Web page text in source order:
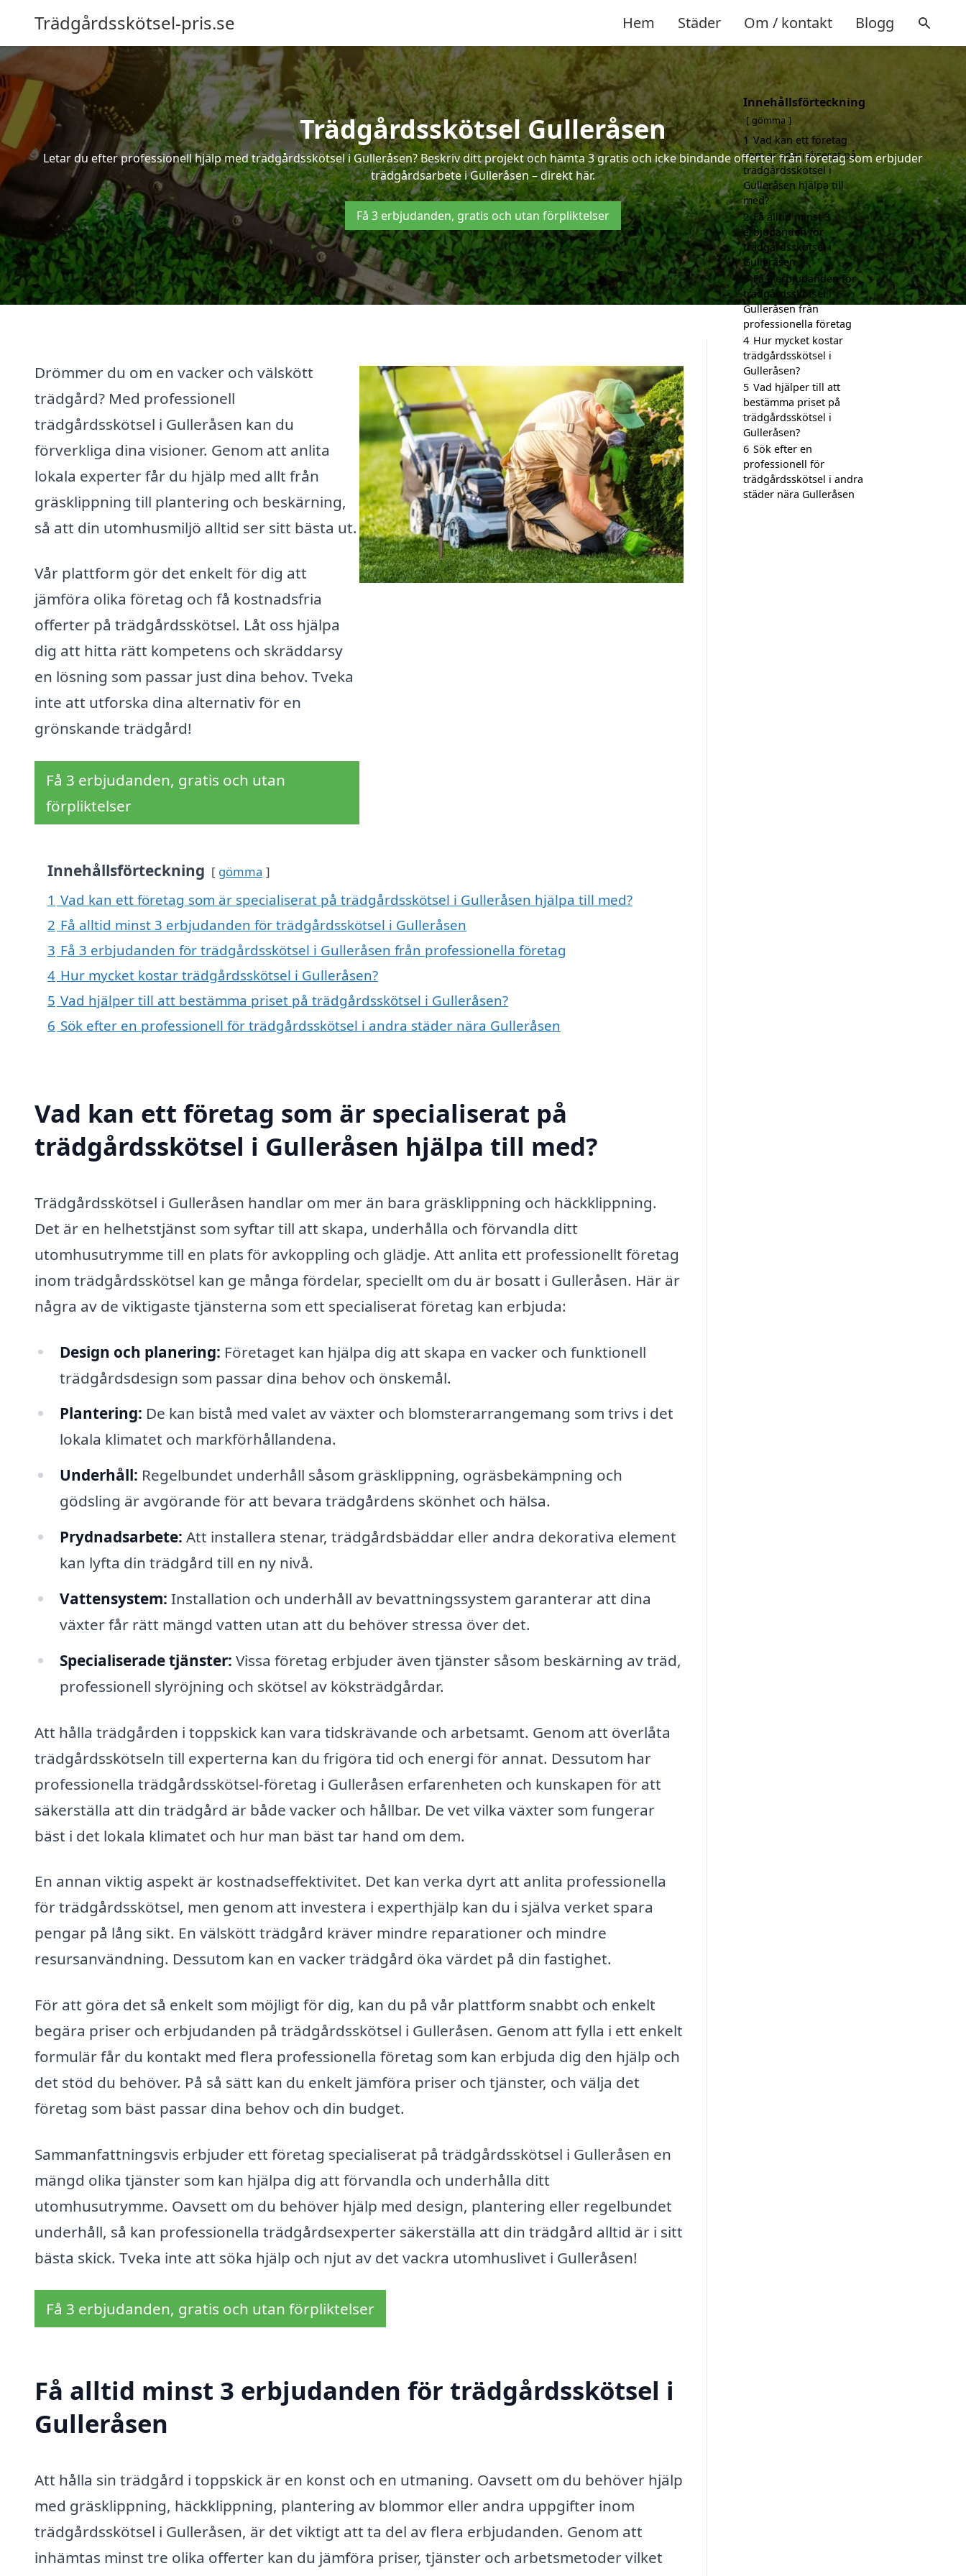
Trädgårdsskötsel-pris.se Hem Städer Om / kontakt Blogg
Trädgårdsskötsel Gulleråsen
Letar du efter professionell hjälp med trädgårdsskötsel i Gulleråsen? Beskriv ditt projekt och hämta 3 gratis och icke bindande offerter från företag som erbjuder
trädgårdsarbete i Gulleråsen – direkt här.
Få 3 erbjudanden, gratis och utan förpliktelser
Drömmer du om en vacker och välskött
trädgård? Med professionell
trädgårdsskötsel i Gulleråsen kan du
förverkliga dina visioner. Genom att anlita
lokala experter får du hjälp med allt från
gräsklippning till plantering och beskärning,
så att din utomhusmiljö alltid ser sitt bästa ut.
Vår plattform gör det enkelt för dig att
jämföra olika företag och få kostnadsfria
offerter på trädgårdsskötsel. Låt oss hjälpa
dig att hitta rätt kompetens och skräddarsy
en lösning som passar just dina behov. Tveka
inte att utforska dina alternativ för en
grönskande trädgård!
Få 3 erbjudanden, gratis och utan
förpliktelser
Innehållsförteckning gömma
1 Vad kan ett företag som är specialiserat på trädgårdsskötsel i Gulleråsen hjälpa till med?
2 Få alltid minst 3 erbjudanden för trädgårdsskötsel i Gulleråsen
3 Få 3 erbjudanden för trädgårdsskötsel i Gulleråsen från professionella företag
4 Hur mycket kostar trädgårdsskötsel i Gulleråsen?
5 Vad hjälper till att bestämma priset på trädgårdsskötsel i Gulleråsen?
6 Sök efter en professionell för trädgårdsskötsel i andra städer nära Gulleråsen
Vad kan ett företag som är specialiserat på
trädgårdsskötsel i Gulleråsen hjälpa till med?
Trädgårdsskötsel i Gulleråsen handlar om mer än bara gräsklippning och häckklippning.
Det är en helhetstjänst som syftar till att skapa, underhålla och förvandla ditt
utomhusutrymme till en plats för avkoppling och glädje. Att anlita ett professionellt företag
inom trädgårdsskötsel kan ge många fördelar, speciellt om du är bosatt i Gulleråsen. Här är
några av de viktigaste tjänsterna som ett specialiserat företag kan erbjuda:
Design och planering: Företaget kan hjälpa dig att skapa en vacker och funktionell
trädgårdsdesign som passar dina behov och önskemål.
Plantering: De kan bistå med valet av växter och blomsterarrangemang som trivs i det
lokala klimatet och markförhållandena.
Underhåll: Regelbundet underhåll såsom gräsklippning, ogräsbekämpning och
gödsling är avgörande för att bevara trädgårdens skönhet och hälsa.
Prydnadsarbete: Att installera stenar, trädgårdsbäddar eller andra dekorativa element
kan lyfta din trädgård till en ny nivå.
Vattensystem: Installation och underhåll av bevattningssystem garanterar att dina
växter får rätt mängd vatten utan att du behöver stressa över det.
Specialiserade tjänster: Vissa företag erbjuder även tjänster såsom beskärning av träd,
professionell slyröjning och skötsel av köksträdgårdar.
Att hålla trädgården i toppskick kan vara tidskrävande och arbetsamt. Genom att överlåta
trädgårdsskötseln till experterna kan du frigöra tid och energi för annat. Dessutom har
professionella trädgårdsskötsel-företag i Gulleråsen erfarenheten och kunskapen för att
säkerställa att din trädgård är både vacker och hållbar. De vet vilka växter som fungerar
bäst i det lokala klimatet och hur man bäst tar hand om dem.
En annan viktig aspekt är kostnadseffektivitet. Det kan verka dyrt att anlita professionella
för trädgårdsskötsel, men genom att investera i experthjälp kan du i själva verket spara
pengar på lång sikt. En välskött trädgård kräver mindre reparationer och mindre
resursanvändning. Dessutom kan en vacker trädgård öka värdet på din fastighet.
För att göra det så enkelt som möjligt för dig, kan du på vår plattform snabbt och enkelt
begära priser och erbjudanden på trädgårdsskötsel i Gulleråsen. Genom att fylla i ett enkelt
formulär får du kontakt med flera professionella företag som kan erbjuda dig den hjälp och
det stöd du behöver. På så sätt kan du enkelt jämföra priser och tjänster, och välja det
företag som bäst passar dina behov och din budget.
Sammanfattningsvis erbjuder ett företag specialiserat på trädgårdsskötsel i Gulleråsen en
mängd olika tjänster som kan hjälpa dig att förvandla och underhålla ditt
utomhusutrymme. Oavsett om du behöver hjälp med design, plantering eller regelbundet
underhåll, så kan professionella trädgårdsexperter säkerställa att din trädgård alltid är i sitt
bästa skick. Tveka inte att söka hjälp och njut av det vackra utomhuslivet i Gulleråsen!
Få 3 erbjudanden, gratis och utan förpliktelser
Få alltid minst 3 erbjudanden för trädgårdsskötsel i
Gulleråsen
Att hålla sin trädgård i toppskick är en konst och en utmaning. Oavsett om du behöver hjälp
med gräsklippning, häckklippning, plantering av blommor eller andra uppgifter inom
trädgårdsskötsel i Gulleråsen, är det viktigt att ta del av flera erbjudanden. Genom att
inhämtas minst tre olika offerter kan du jämföra priser, tjänster och arbetsmetoder vilket
Innehållsförteckning
gömma
1 Vad kan ett företag
som är specialiserat på
trädgårdsskötsel i
Gulleråsen hjälpa till
med?
2 Få alltid minst 3
erbjudanden för
trädgårdsskötsel i
Gulleråsen
3 Få 3 erbjudanden för
trädgårdsskötsel i
Gulleråsen från
professionella företag
4 Hur mycket kostar
trädgårdsskötsel i
Gulleråsen?
5 Vad hjälper till att
bestämma priset på
trädgårdsskötsel i
Gulleråsen?
6 Sök efter en
professionell för
trädgårdsskötsel i andra
städer nära Gulleråsen